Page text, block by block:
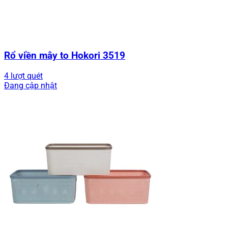
Rổ viền mây to Hokori 3519
4 lượt quét
Đang cập nhật